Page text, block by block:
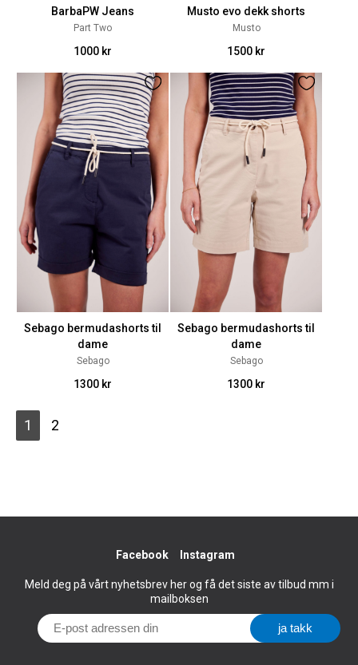
BarbaPW Jeans
Part Two
1000 kr
Musto evo dekk shorts
Musto
1500 kr
Sebago bermudashorts til
dame
Sebago
1300 kr
Sebago bermudashorts til
dame
Sebago
1300 kr
1 2
Facebook Instagram
Meld deg på vårt nyhetsbrev her og få det siste av tilbud mm i
mailboksen